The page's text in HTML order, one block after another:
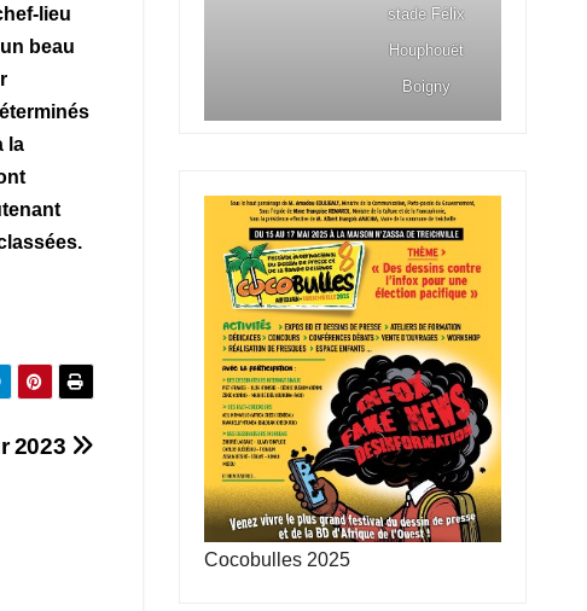
lieu
beau
la
2023
stade Félix
Houphouët
Boigny
Cocobulles 2025